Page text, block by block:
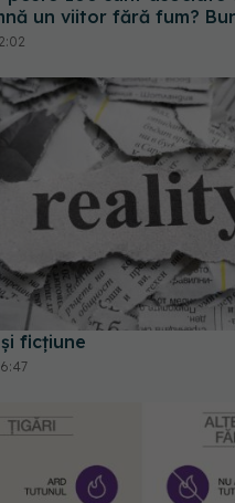
un viitor fără fum?
ficțiune